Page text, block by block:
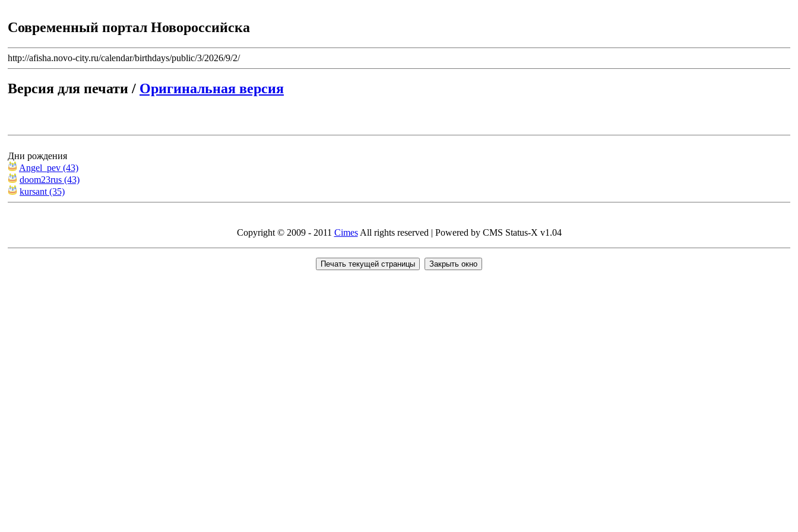
Современный портал Новороссийска
http://afisha.novo-city.ru/calendar/birthdays/public/3/2026/9/2/
Версия для печати / Оригинальная версия
Дни рождения
Angel_pev (43)
doom23rus (43)
kursant (35)
Copyright © 2009 - 2011 CimesAll rights reserved | Powered by CMS Status-X v1.04